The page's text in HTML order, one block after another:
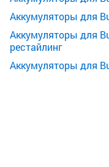
Аккумуляторы для
Аккумуляторы для
рестайлинг
Аккумуляторы для